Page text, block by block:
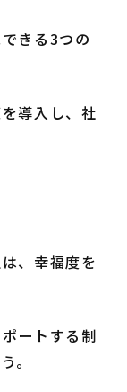
きる3つの
導入し、社
、幸福度を
ートする制
。